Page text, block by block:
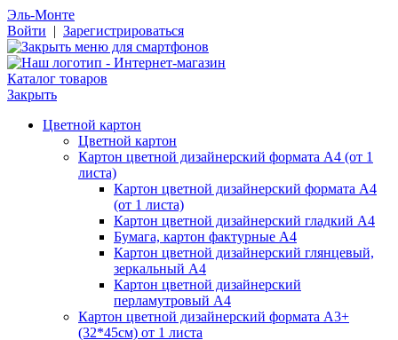
Эль-Монте
Войти | Зарегистрироваться
Каталог товаров
Закрыть
Цветной картон
Цветной картон
Картон цветной дизайнерский формата А4 (от 1
листа)
Картон цветной дизайнерский формата А4
(от 1 листа)
Картон цветной дизайнерский гладкий А4
Бумага, картон фактурные А4
Картон цветной дизайнерский глянцевый,
зеркальный А4
Картон цветной дизайнерский
перламутровый А4
Картон цветной дизайнерский формата А3+
(32*45см) от 1 листа